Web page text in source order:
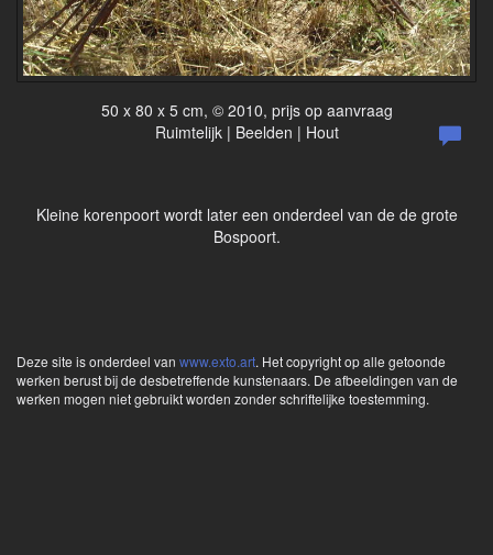
50 x 80 x 5 cm, © 2010, prijs op aanvraag
Ruimtelijk | Beelden | Hout
Kleine korenpoort wordt later een onderdeel van de de grote
Bospoort.
Deze site is onderdeel van www.exto.art. Het copyright op alle getoonde
werken berust bij de desbetreffende kunstenaars. De afbeeldingen van de
werken mogen niet gebruikt worden zonder schriftelijke toestemming.